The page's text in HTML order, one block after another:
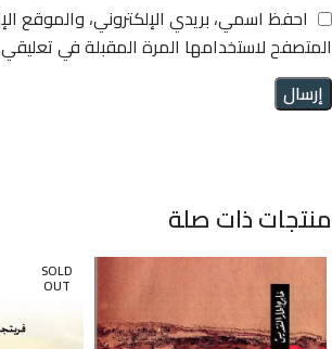
احفظ اسمي، بريدي الإلكتروني، والموقع
المتصفح لاستخدامها المرة المقبلة في
منتجات ذات صلة
SOLD
OUT